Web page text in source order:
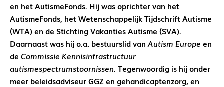
en het AutismeFonds. Hij was oprichter van het
AutismeFonds, het Wetenschappelijk Tijdschrift Autisme
(WTA) en de Stichting Vakanties Autisme (SVA).
Daarnaast was hij o.a. bestuurslid van Autism Europe en
de Commissie Kennisinfrastructuur
autismespectrumstoornissen. Tegenwoordig is hij onder
meer beleidsadviseur GGZ en gehandicaptenzorg, en